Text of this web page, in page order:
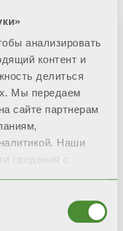
анализировать
контент и
делиться
Мы передаем
сайте партнерам
Наши
сведения с